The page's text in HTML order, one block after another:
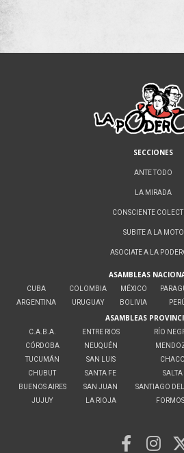
SECCIONES
ANTE TODO
LA MIRADA
CONSCIENTE
SUBITE A LA MOTO
ASOCIATE A LA
ASAMBLEAS
CUBA
ARGENTINA
COLOMBIA
URUGUAY
MÉXICO
BOLIVIA
ASAMBLEAS
C.A.B.A.
CÓRDOBA
TUCUMÁN
CHUBUT
BUENOS AIRES
JUJUY
ENTRE RIOS
NEUQUÉN
SAN LUIS
SANTA FE
SAN JUAN
LA RIOJA
RÍO
CHACO
SALTA
SANTIAGO DEL